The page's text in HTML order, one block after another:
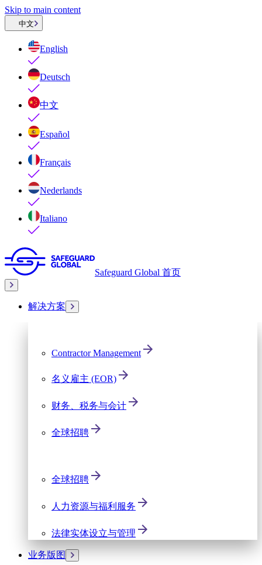
Skip to main content
中文
English
Deutsch
中文
Español
Français
Nederlands
Italiano
Safeguard Global 首页
解决方案
Contractor Management
名义雇主 (EOR)
财务、税务与会计
全球招聘
全球招聘
人力资源与福利服务
法律实体设立与管理
业务版图